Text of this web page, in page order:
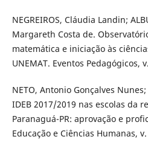
NEGREIROS, Cláudia Landin;
Margareth Costa de.
matemática e iniciação às
UNEMAT. Eventos Pedagógicos,
NETO, Antonio Gonçalves
IDEB 2017/2019 nas escolas da
Paranaguá-PR: aprovação e
Educação e Ciências Humanas,